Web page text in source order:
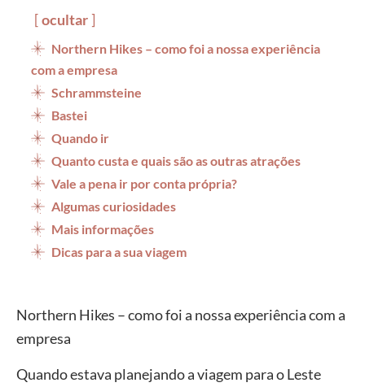
ocultar
Northern Hikes – como foi a nossa experiência
com a empresa
Schrammsteine
Bastei
Quando ir
Quanto custa e quais são as outras atrações
Vale a pena ir por conta própria?
Algumas curiosidades
Mais informações
Dicas para a sua viagem
Northern Hikes – como foi a nossa experiência com a
empresa
Quando estava planejando a viagem para o Leste